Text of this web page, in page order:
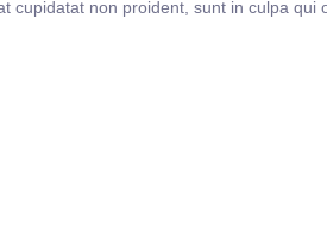
cupidatat non proident, sunt in culpa